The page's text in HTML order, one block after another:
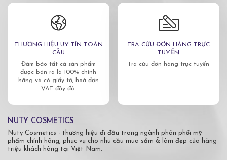
THƯƠNG HIỆU UY TÍN TOÀN
CẦU
Đảm bảo tất cả sản phẩm
được bán ra là 100% chính
hãng và có giấy tờ, hoá đơn
VAT đầy đủ.
TRA CỨU ĐƠN HÀNG TRỰC
TUYẾN
Tra cứu đơn hàng trực tuyến
NUTY COSMETICS
Nuty Cosmetics - thương hiệu đi đầu trong ngành phân phối mỹ
phẩm chính hãng, phục vụ cho nhu cầu mua sắm & làm đẹp của hàng
triệu khách hàng tại Việt Nam.